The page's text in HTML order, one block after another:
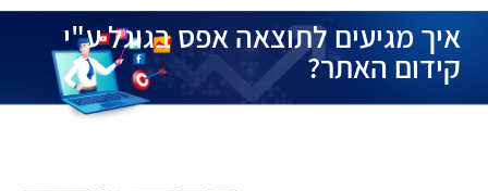
איך מגיעים לתוצאה אפס בגוגל ע"י
קידום האתר?